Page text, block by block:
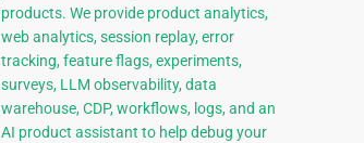
products. We provide product analytics,
web analytics, session replay, error
tracking, feature flags, experiments,
surveys, LLM observability, data
warehouse, CDP, workflows, logs, and an
AI product assistant to help debug your